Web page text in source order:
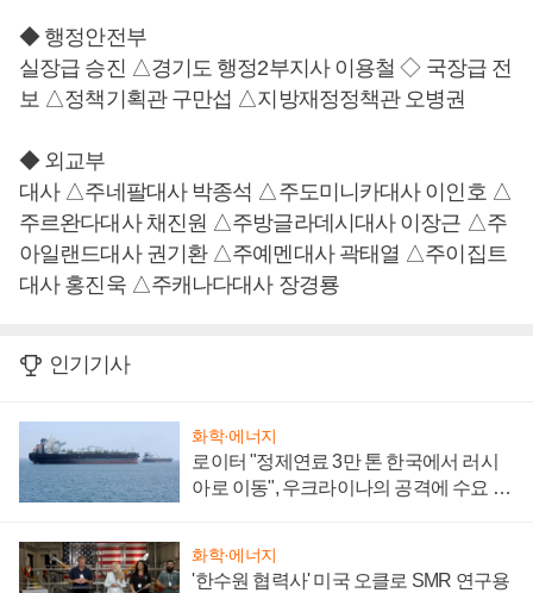
◆ 행정안전부
실장급 승진 △경기도 행정2부지사 이용철 ◇ 국장급 전
보 △정책기획관 구만섭 △지방재정정책관 오병권
◆ 외교부
대사 △주네팔대사 박종석 △주도미니카대사 이인호 △
주르완다대사 채진원 △주방글라데시대사 이장근 △주
아일랜드대사 권기환 △주예멘대사 곽태열 △주이집트
대사 홍진욱 △주캐나다대사 장경룡
인기기사
화학·에너지
로이터 "정제연료 3만 톤 한국에서 러시
아로 이동", 우크라이나의 공격에 수요 늘
화학·에너지
'한수원 협력사' 미국 오클로 SMR 연구용